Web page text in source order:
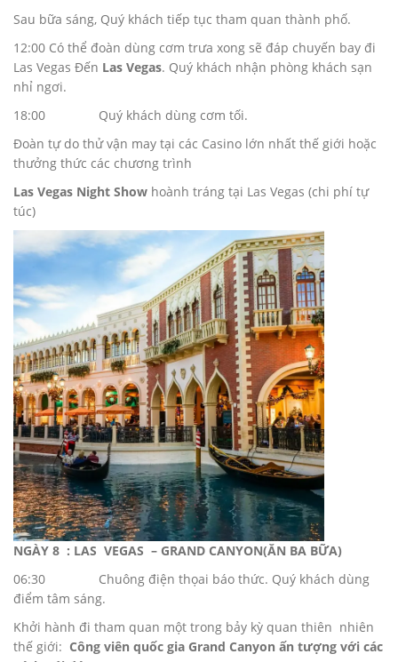
Sau bữa sáng, Quý khách tiếp tục tham quan thành phố.
12:00 Có thể đoàn dùng cơm trưa xong sẽ đáp chuyến bay đi
Las Vegas Đến Las Vegas. Quý khách nhận phòng khách sạn
nhỉ ngơi.
18:00 Quý khách dùng cơm tối.
Đoàn tự do thử vận may tại các Casino lớn nhất thế giới hoặc
thưởng thức các chương trình
Las Vegas Night Show hoành tráng tại Las Vegas (chi phí tự
túc)
NGÀY 8 : LAS VEGAS – GRAND CANYON(ĂN BA BỮA)
06:30 Chuông điện thọai báo thức. Quý khách dùng
điểm tâm sáng.
Khởi hành đi tham quan một trong bảy kỳ quan thiên nhiên
thế giới: Công viên quốc gia Grand Canyon ấn tượng với các